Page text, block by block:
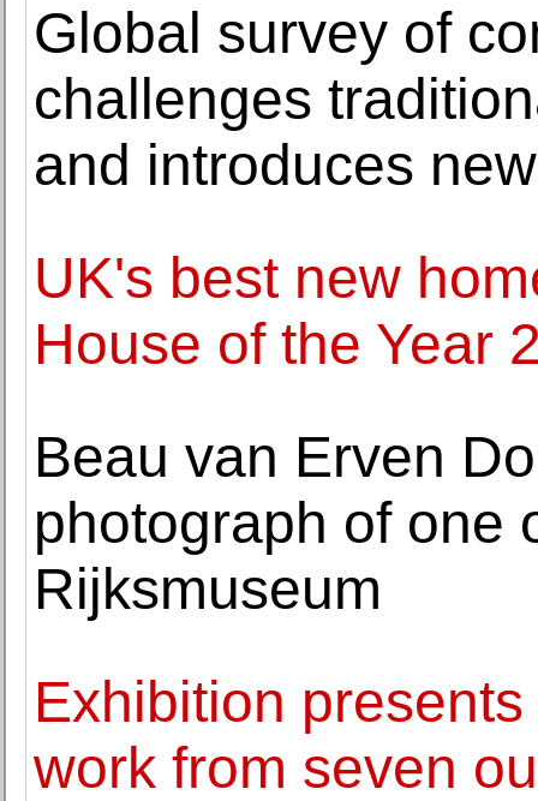
Global survey of
challenges
and introduces
UK's best new
House of the Year
Beau van Erven
photograph of one
Rijksmuseum
Exhibition
work from seven